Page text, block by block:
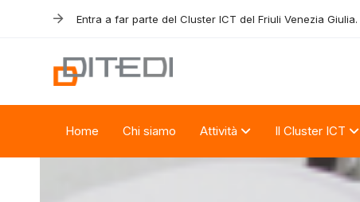
navigation
Entra a far parte del Cluster ICT del Friuli Venezia Giulia.
Home Chi siamo Attività Il Cluster ICT